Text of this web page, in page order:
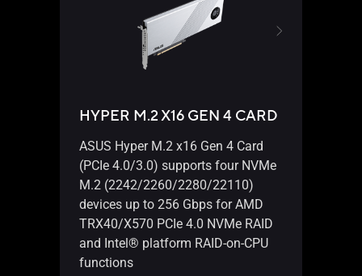
HYPER M.2 X16 GEN 4 CARD
ASUS Hyper M.2 x16 Gen 4 Card
(PCIe 4.0/3.0) supports four NVMe
M.2 (2242/2260/2280/22110)
devices up to 256 Gbps for AMD
TRX40/X570 PCIe 4.0 NVMe RAID
and Intel® platform RAID-on-CPU
functions